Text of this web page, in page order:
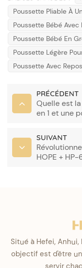
Poussette Pliable À
Poussette Bébé Avec
Poussette Bébé En
Poussette Légère
Poussette Avec
PRÉCÉDENT
Quelle est
en 1 et une
SUIVANT
HOPE +
Situé à Hefei,
objectif est d'être
servir